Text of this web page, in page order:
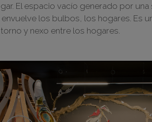
El espacio vacío generado por
los bulbos, los hogares. Es
y nexo entre los hogares.